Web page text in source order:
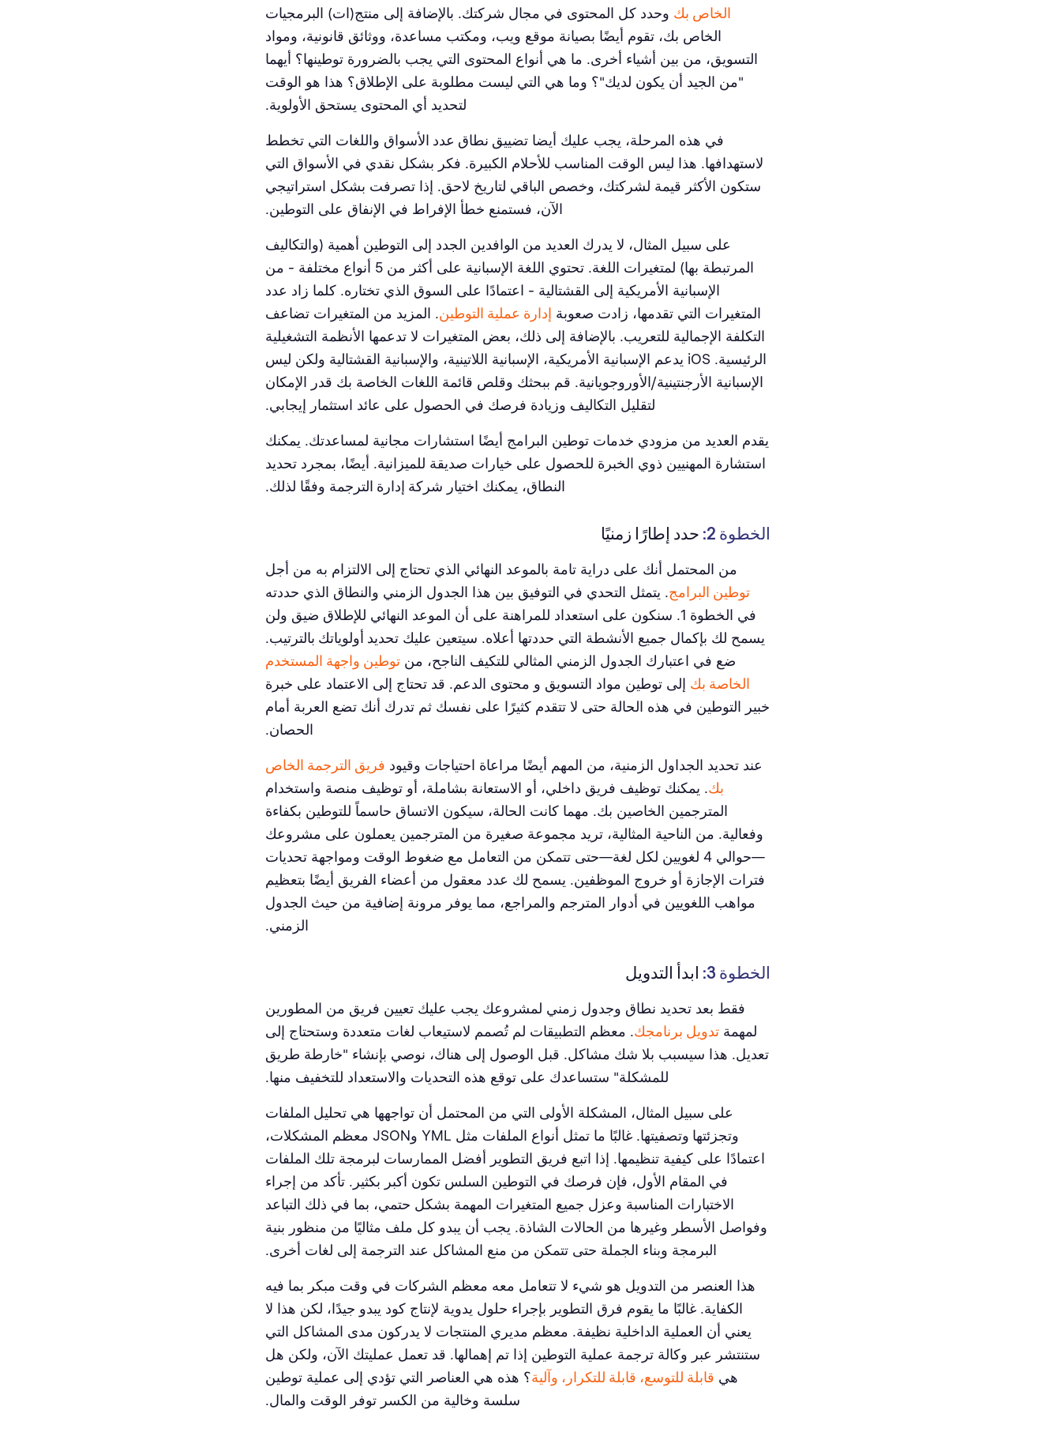
الخاص بك وحدد كل المحتوى في مجال شركتك. بالإضافة إلى منتج(ات) البرمجيات
الخاص بك، تقوم أيضًا بصيانة موقع ويب، ومكتب مساعدة، ووثائق قانونية، ومواد
التسويق، من بين أشياء أخرى. ما هي أنواع المحتوى التي يجب بالضرورة توطينها؟ أيهما
"من الجيد أن يكون لديك"؟ وما هي التي ليست مطلوبة على الإطلاق؟ هذا هو الوقت
لتحديد أي المحتوى يستحق الأولوية.
في هذه المرحلة، يجب عليك أيضا تضييق نطاق عدد الأسواق واللغات التي تخطط
لاستهدافها. هذا ليس الوقت المناسب للأحلام الكبيرة. فكر بشكل نقدي في الأسواق التي
ستكون الأكثر قيمة لشركتك، وخصص الباقي لتاريخ لاحق. إذا تصرفت بشكل استراتيجي
الآن، فستمنع خطأ الإفراط في الإنفاق على التوطين.
على سبيل المثال، لا يدرك العديد من الوافدين الجدد إلى التوطين أهمية (والتكاليف
المرتبطة بها) لمتغيرات اللغة. تحتوي اللغة الإسبانية على أكثر من 5 أنواع مختلفة - من
الإسبانية الأمريكية إلى القشتالية - اعتمادًا على السوق الذي تختاره. كلما زاد عدد
المتغيرات التي تقدمها، زادت صعوبة إدارة عملية التوطين. المزيد من المتغيرات تضاعف
التكلفة الإجمالية للتعريب. بالإضافة إلى ذلك، بعض المتغيرات لا تدعمها الأنظمة التشغيلية
الرئيسية. iOS يدعم الإسبانية الأمريكية، الإسبانية اللاتينية، والإسبانية القشتالية ولكن ليس
الإسبانية الأرجنتينية/الأوروجويانية. قم ببحثك وقلص قائمة اللغات الخاصة بك قدر الإمكان
لتقليل التكاليف وزيادة فرصك في الحصول على عائد استثمار إيجابي.
يقدم العديد من مزودي خدمات توطين البرامج أيضًا استشارات مجانية لمساعدتك. يمكنك
استشارة المهنيين ذوي الخبرة للحصول على خيارات صديقة للميزانية. أيضًا، بمجرد تحديد
النطاق، يمكنك اختيار شركة إدارة الترجمة وفقًا لذلك.
الخطوة 2: حدد إطارًا زمنيًا
من المحتمل أنك على دراية تامة بالموعد النهائي الذي تحتاج إلى الالتزام به من أجل
توطين البرامج. يتمثل التحدي في التوفيق بين هذا الجدول الزمني والنطاق الذي حددته
في الخطوة 1. سنكون على استعداد للمراهنة على أن الموعد النهائي للإطلاق ضيق ولن
يسمح لك بإكمال جميع الأنشطة التي حددتها أعلاه. سيتعين عليك تحديد أولوياتك بالترتيب.
ضع في اعتبارك الجدول الزمني المثالي للتكيف الناجح، من توطين واجهة المستخدم
الخاصة بك إلى توطين مواد التسويق و محتوى الدعم. قد تحتاج إلى الاعتماد على خبرة
خبير التوطين في هذه الحالة حتى لا تتقدم كثيرًا على نفسك ثم تدرك أنك تضع العربة أمام
الحصان.
عند تحديد الجداول الزمنية، من المهم أيضًا مراعاة احتياجات وقيود فريق الترجمة الخاص
بك. يمكنك توظيف فريق داخلي، أو الاستعانة بشاملة، أو توظيف منصة واستخدام
المترجمين الخاصين بك. مهما كانت الحالة، سيكون الاتساق حاسماً للتوطين بكفاءة
وفعالية. من الناحية المثالية، تريد مجموعة صغيرة من المترجمين يعملون على مشروعك
—حوالي 4 لغويين لكل لغة—حتى تتمكن من التعامل مع ضغوط الوقت ومواجهة تحديات
فترات الإجازة أو خروج الموظفين. يسمح لك عدد معقول من أعضاء الفريق أيضًا بتعظيم
مواهب اللغويين في أدوار المترجم والمراجع، مما يوفر مرونة إضافية من حيث الجدول
الزمني.
الخطوة 3: ابدأ التدويل
فقط بعد تحديد نطاق وجدول زمني لمشروعك يجب عليك تعيين فريق من المطورين
لمهمة تدويل برنامجك. معظم التطبيقات لم تُصمم لاستيعاب لغات متعددة وستحتاج إلى
تعديل. هذا سيسبب بلا شك مشاكل. قبل الوصول إلى هناك، نوصي بإنشاء "خارطة طريق
للمشكلة" ستساعدك على توقع هذه التحديات والاستعداد للتخفيف منها.
على سبيل المثال، المشكلة الأولى التي من المحتمل أن تواجهها هي تحليل الملفات
وتجزئتها وتصفيتها
. غالبًا ما تمثل أنواع الملفات مثل YML وJSON معظم المشكلات،
اعتمادًا على كيفية تنظيمها. إذا اتبع فريق التطوير أفضل الممارسات لبرمجة تلك الملفات
في المقام الأول، فإن فرصك في التوطين السلس تكون أكبر بكثير. تأكد من إجراء
الاختبارات المناسبة وعزل جميع المتغيرات المهمة بشكل حتمي، بما في ذلك التباعد
وفواصل الأسطر وغيرها من الحالات الشاذة. يجب أن يبدو كل ملف مثاليًا من منظور بنية
البرمجة وبناء الجملة حتى تتمكن من منع المشاكل عند الترجمة إلى لغات أخرى.
هذا العنصر من التدويل هو شيء لا تتعامل معه معظم الشركات في وقت مبكر بما فيه
الكفاية. غالبًا ما يقوم فرق التطوير بإجراء حلول يدوية لإنتاج كود يبدو جيدًا، لكن هذا لا
يعني أن العملية الداخلية نظيفة. معظم مديري المنتجات لا يدركون مدى المشاكل التي
ستنتشر عبر وكالة ترجمة عملية التوطين إذا تم إهمالها. قد تعمل عمليتك الآن، ولكن هل
هي قابلة للتوسع، قابلة للتكرار، وآلية؟ هذه هي العناصر التي تؤدي إلى عملية توطين
سلسة وخالية من الكسر توفر الوقت والمال.